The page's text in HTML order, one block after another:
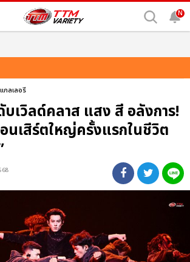
N
แกลเลอรี
บเวิลด์คลาส แสง สี อลังการ!
นเสิร์ตใหญ่ครั้งแรกในชีวิต